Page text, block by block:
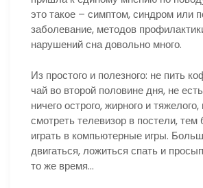
это такое – симптом, синдром или
заболевание, методов
нарушений сна довольно много.
Из простого и полезного: не пить
чай во второй половине дня, не
ничего острого, жирного и
смотреть телевизор в постели,
играть в компьютерные игры.
двигаться, ложиться спать и
то же время…